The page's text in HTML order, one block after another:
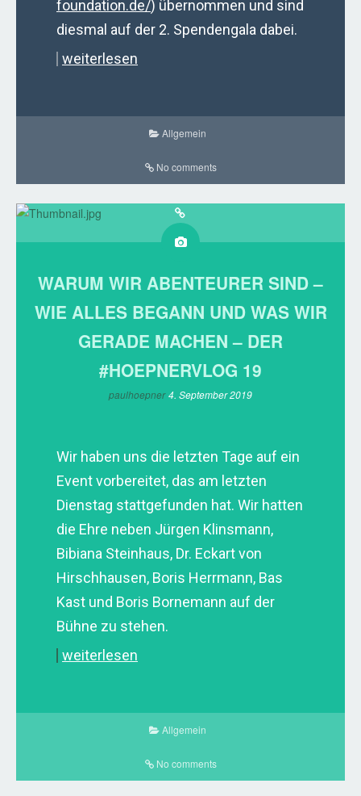
foundation.de/) übernommen und sind
diesmal auf der 2. Spendengala dabei.
weiterlesen
Allgemein
No comments
WARUM WIR ABENTEURER SIND –
WIE ALLES BEGANN UND WAS WIR
GERADE MACHEN – DER
#HOEPNERVLOG 19
paulhoepner 4. September 2019
Wir haben uns die letzten Tage auf ein
Event vorbereitet, das am letzten
Dienstag stattgefunden hat. Wir hatten
die Ehre neben Jürgen Klinsmann,
Bibiana Steinhaus, Dr. Eckart von
Hirschhausen, Boris Herrmann, Bas
Kast und Boris Bornemann auf der
Bühne zu stehen.
weiterlesen
Allgemein
No comments